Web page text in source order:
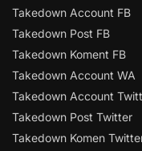
Takedown Account FB
Takedown Post FB
Takedown Koment FB
Takedown Account WA
Takedown Account
Takedown Post Twitter
Takedown Komen